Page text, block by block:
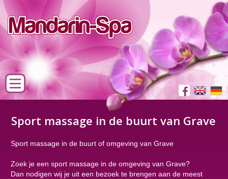
Sport massage in de buurt van Grave
Sport massage in de buurt of omgeving van Grave
Zoek je een sport massage in de omgeving van Grave?
Dan nodigen wij je uit een bezoek te brengen aan de meest